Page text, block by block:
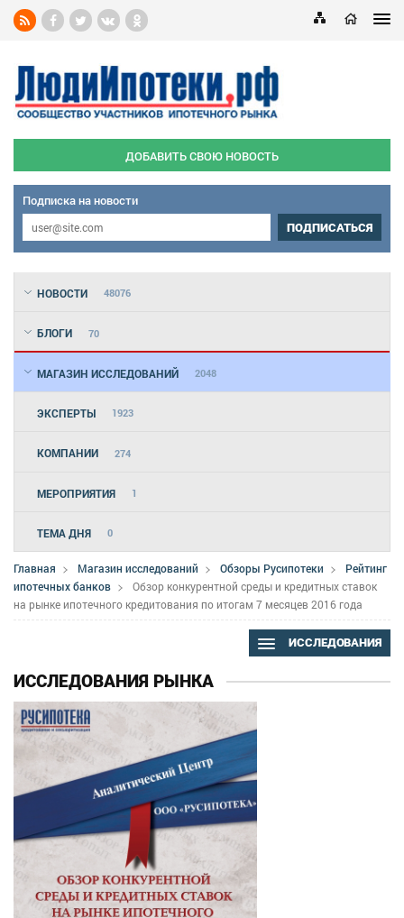
ДОБАВИТЬ СВОЮ НОВОСТЬ
Подписка на новости
ПОДПИСАТЬСЯ
НОВОСТИ 48076
БЛОГИ 70
МАГАЗИН ИССЛЕДОВАНИЙ 2048
ЭКСПЕРТЫ 1923
КОМПАНИИ 274
МЕРОПРИЯТИЯ 1
ТЕМА ДНЯ 0
Главная Магазин исследований Обзоры Русипотеки
Рейтинг
ипотечных банков
Обзор конкурентной среды и кредитных ставок
на рынке ипотечного кредитования по итогам 7 месяцев 2016 года
ИССЛЕДОВАНИЯ
ИССЛЕДОВАНИЯ РЫНКА